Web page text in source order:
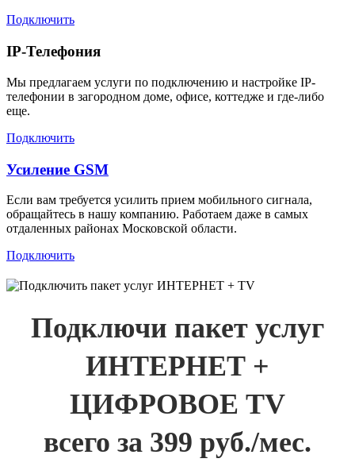
Подключить
IP-Телефония
Мы предлагаем услуги по подключению и настройке IP-
телефонии в загородном доме, офисе, коттедже и где-либо
еще.
Подключить
Усиление GSM
Если вам требуется усилить прием мобильного сигнала,
обращайтесь в нашу компанию. Работаем даже в самых
отдаленных районах Московской области.
Подключить
Подключи пакет услуг
ИНТЕРНЕТ +
ЦИФРОВОЕ TV
всего за 399 руб./мес.